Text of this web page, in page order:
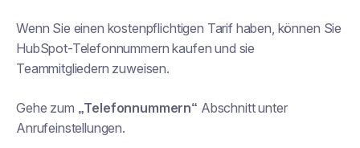
Wenn Sie einen kostenpflichtigen Tarif haben, können Sie
HubSpot-Telefonnummern kaufen und sie
Teammitgliedern zuweisen.
Gehe zum „Telefonnummern“ Abschnitt unter
Anrufeinstellungen.